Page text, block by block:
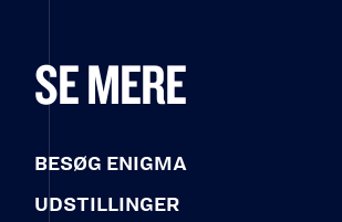
SE MERE
BESØG ENIGMA
UDSTILLINGER